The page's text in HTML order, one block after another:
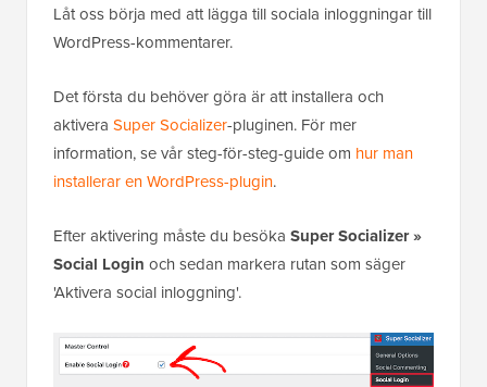
Låt oss börja med att lägga till sociala inloggningar till
WordPress-kommentarer.
Det första du behöver göra är att installera och
aktivera Super Socializer-pluginen. För mer
information, se vår steg-för-steg-guide om hur man
installerar en WordPress-plugin.
Efter aktivering måste du besöka Super Socializer »
Social Login och sedan markera rutan som säger
'Aktivera social inloggning'.